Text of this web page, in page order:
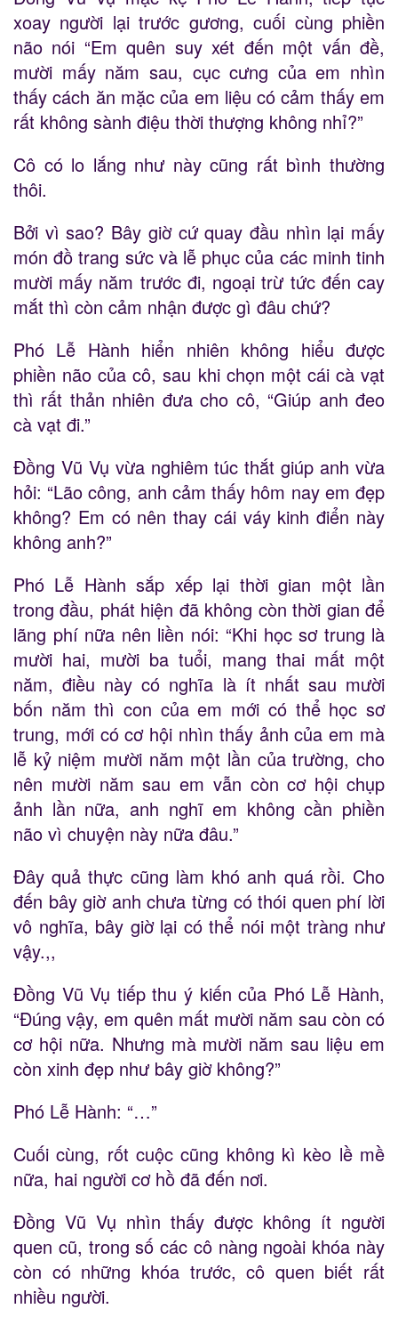
xoay người lại trước gương, cuối cùng phiền
não nói “Em quên suy xét đến một vấn đề,
mười mấy năm sau, cục cưng của em nhìn
thấy cách ăn mặc của em liệu có cảm thấy em
rất không sành điệu thời thượng không nhỉ?”
Cô có lo lắng như này cũng rất bình thường
thôi.
Bởi vì sao? Bây giờ cứ quay đầu nhìn lại mấy
món đồ trang sức và lễ phục của các minh tinh
mười mấy năm trước đi, ngoại trừ tức đến cay
mắt thì còn cảm nhận được gì đâu chứ?
Phó Lễ Hành hiển nhiên không hiểu được
phiền não của cô, sau khi chọn một cái cà vạt
thì rất thản nhiên đưa cho cô, “Giúp anh đeo
cà vạt đi.”
Đồng Vũ Vụ vừa nghiêm túc thắt giúp anh vừa
hỏi: “Lão công, anh cảm thấy hôm nay em đẹp
không? Em có nên thay cái váy kinh điển này
không anh?”
Phó Lễ Hành sắp xếp lại thời gian một lần
trong đầu, phát hiện đã không còn thời gian để
lãng phí nữa nên liền nói: “Khi học sơ trung là
mười hai, mười ba tuổi, mang thai mất một
năm, điều này có nghĩa là ít nhất sau mười
bốn năm thì con của em mới có thể học sơ
trung, mới có cơ hội nhìn thấy ảnh của em mà
lễ kỷ niệm mười năm một lần của trường, cho
nên mười năm sau em vẫn còn cơ hội chụp
ảnh lần nữa, anh nghĩ em không cần phiền
não vì chuyện này nữa đâu.”
Đây quả thực cũng làm khó anh quá rồi. Cho
đến bây giờ anh chưa từng có thói quen phí lời
vô nghĩa, bây giờ lại có thể nói một tràng như
vậy.,,
Đồng Vũ Vụ tiếp thu ý kiến của Phó Lễ Hành,
“Đúng vậy, em quên mất mười năm sau còn có
cơ hội nữa. Nhưng mà mười năm sau liệu em
còn xinh đẹp như bây giờ không?”
Phó Lễ Hành: “…”
Cuối cùng, rốt cuộc cũng không kì kèo lề mề
nữa, hai người cơ hồ đã đến nơi.
Đồng Vũ Vụ nhìn thấy được không ít người
quen cũ, trong số các cô nàng ngoài khóa này
còn có những khóa trước, cô quen biết rất
nhiều người.